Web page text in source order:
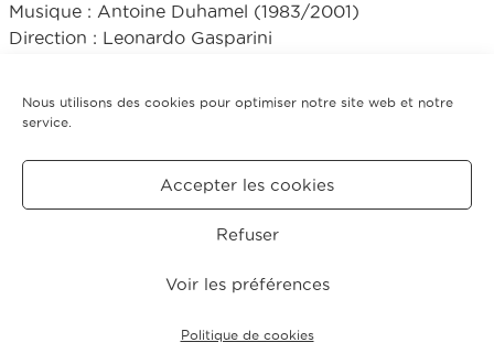
Nous utilisons des cookies pour optimiser notre site web et notre
service.
Accepter les cookies
Refuser
Voir les préférences
Politique de cookies
Musique : Antoine Duhamel (1983/2001)
Direction : Leonardo Gasparini
l’aide de la SACEM.
Tarifs
LÉGALES
(UE)